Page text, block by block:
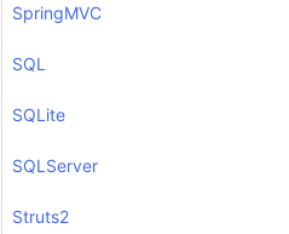
SpringMVC
SQL
SQLite
SQLServer
Struts2